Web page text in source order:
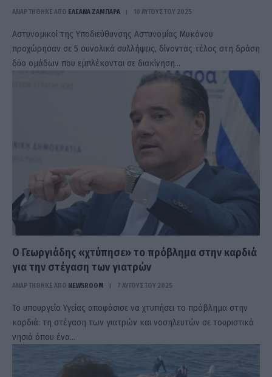
ΑΝΑΡΤΗΘΗΚΕ ΑΠΟ ΕΛΕΑΝΑ ΖΑΜΠΑΡΑ 10 ΑΥΓΟΎΣΤΟΥ 2025
Aστυνομικοί της Υποδιεύθυνσης Αστυνομίας Μυκόνου
προχώρησαν σε 5 συνολικά συλλήψεις, δίνοντας τέλος στη δράση
δύο ομάδων που εμπλέκονται σε διακίνηση…
Ο Γεωργιάδης «χτύπησε» το πρόβλημα στην καρδιά
για την στέγαση των γιατρών
ΑΝΑΡΤΗΘΗΚΕ ΑΠΟ NEWSROOM 7 ΑΥΓΟΎΣΤΟΥ 2025
Το υπουργείο Υγείας αποφάσισε να χτυπήσει το πρόβλημα στην
καρδιά: τη στέγαση των γιατρών και νοσηλευτών σε τουριστικά
νησιά όπου ένα…